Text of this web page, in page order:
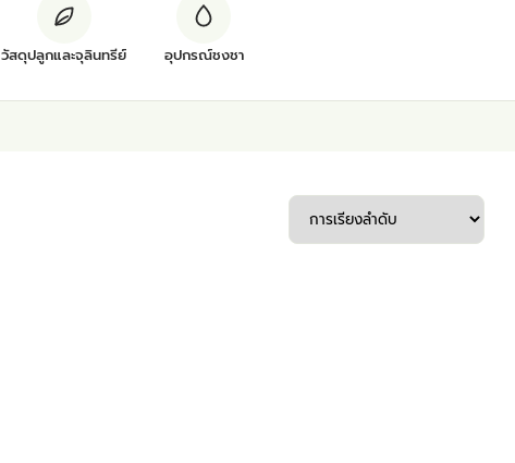
วัสดุปลูกและจุลินทรีย์ อุปกรณ์ชงชา